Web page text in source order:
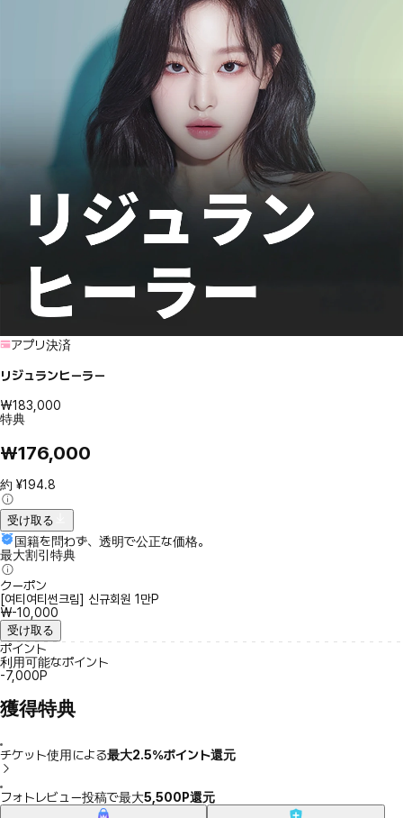
アプリ決済
リジュランヒーラー
₩183,000
特典
₩176,000
約 ¥194.8
受け取る
国籍を問わず、透明で公正な価格。
最大割引特典
クーポン
[여티여티썬크림] 신규회원 1만P
₩-10,000
受け取る
ポイント
利用可能なポイント
-7,000P
獲得特典
チケット使用による最大2.5％ポイント還元
フォトレビュー投稿で最大5,500P還元